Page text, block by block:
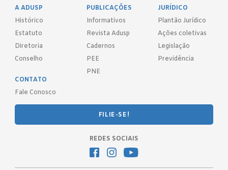
A ADUSP
Histórico
Estatuto
Diretoria
Conselho
PUBLICAÇÕES
Informativos
Revista Adusp
Cadernos
PEE
PNE
JURÍDICO
Plantão Jurídico
Ações coletivas
Legislação
Previdência
CONTATO
Fale Conosco
FILIE-SE!
REDES SOCIAIS